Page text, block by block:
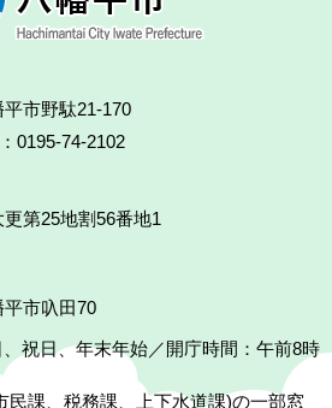
市野駄21-170
0195-74-2102
更第25地割56番地1
市叺田70
祝日、年末年始／開庁時間：午前8時
民課、税務課、上下水道課)の一部窓